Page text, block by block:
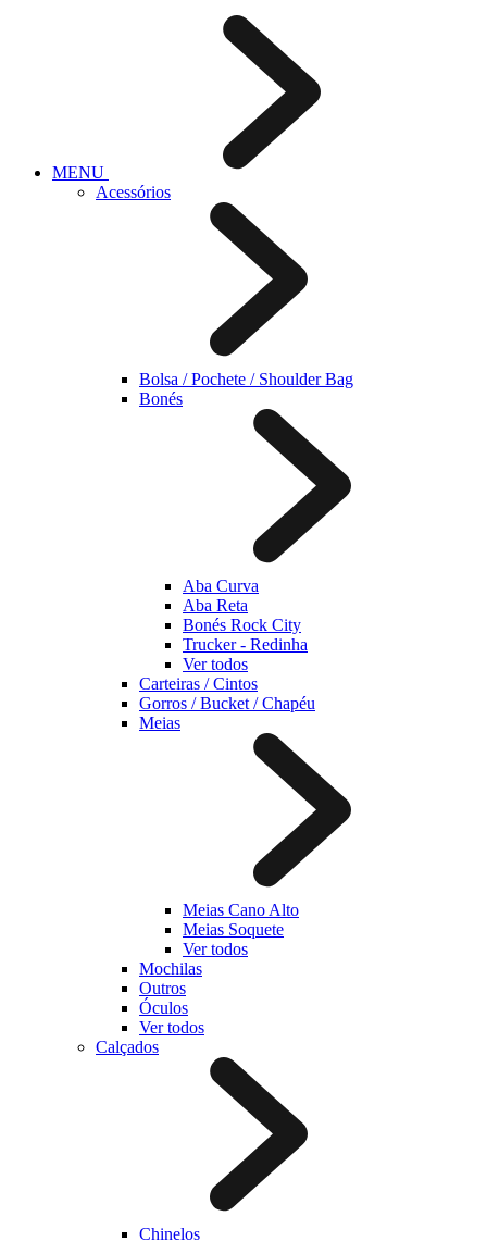
MENU
Acessórios
Bolsa / Pochete / Shoulder Bag
Bonés
Aba Curva
Aba Reta
Bonés Rock City
Trucker - Redinha
Ver todos
Carteiras / Cintos
Gorros / Bucket / Chapéu
Meias
Meias Cano Alto
Meias Soquete
Ver todos
Mochilas
Outros
Óculos
Ver todos
Calçados
Chinelos